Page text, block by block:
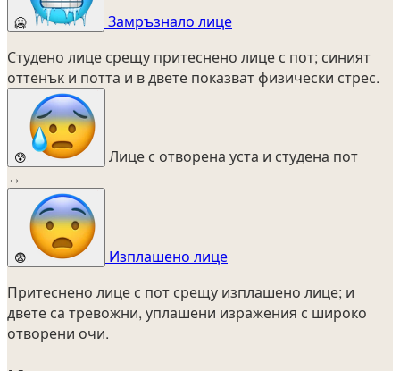
🥶
Замръзнало лице
Студено лице срещу притеснено лице с пот; синият
оттенък и потта и в двете показват физически стрес.
😰
Лице с отворена уста и студена пот
↔
😨
Изплашено лице
Притеснено лице с пот срещу изплашено лице; и
двете са тревожни, уплашени изражения с широко
отворени очи.